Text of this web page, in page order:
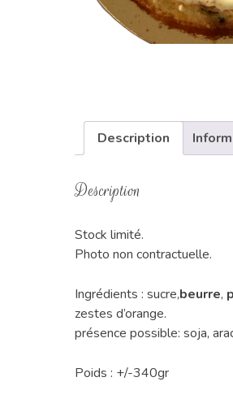
Description
Description
Stock limité.
Photo non contractuelle.
Ingrédients : sucre,beurre,
zestes d’orange.
présence possible: soja,
Poids : +/-340gr